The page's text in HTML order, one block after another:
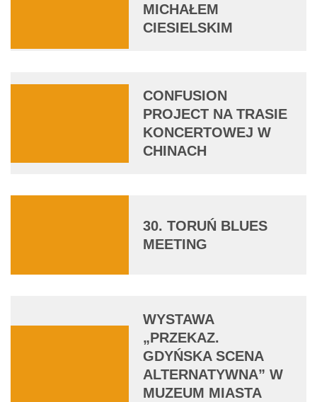
MICHAŁEM
CIESIELSKIM
CONFUSION
PROJECT NA TRASIE
KONCERTOWEJ W
CHINACH
30. TORUŃ BLUES
MEETING
WYSTAWA
„PRZEKAZ.
GDYŃSKA SCENA
ALTERNATYWNA” W
MUZEUM MIASTA